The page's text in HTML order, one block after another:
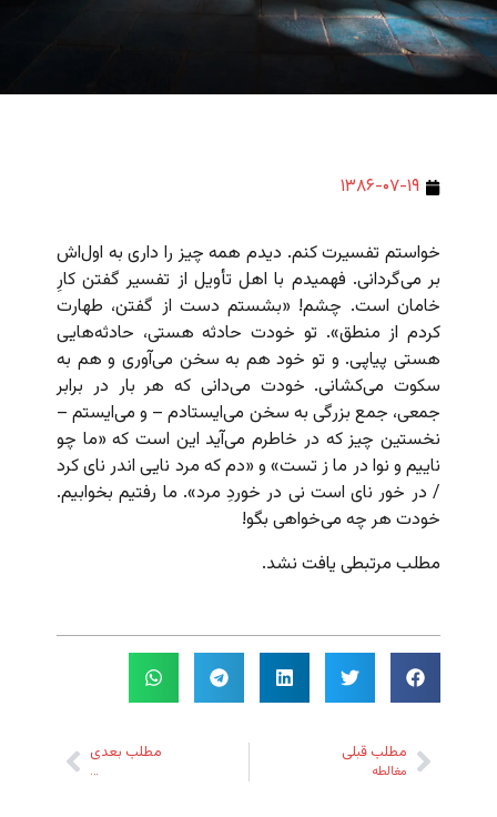
۱۳۸۶-۰۷-۱۹
خواستم تفسیرت کنم. دیدم همه چیز را داری به اول‌اش
بر می‌گردانی. فهمیدم با اهل تأویل از تفسیر گفتن کارِ
خامان است. چشم! «بشستم دست از گفتن، طهارت
کردم از منطق». تو خودت حادثه‌‌ هستی، حادثه‌هایی
هستی پیاپی. و تو خود هم به سخن می‌آوری و هم به
سکوت می‌کشانی. خودت می‌دانی که هر بار در برابر
جمعی، جمع بزرگی به سخن می‌ایستادم – و می‌ایستم –
نخستین چیز که در خاطرم می‌آید این است که «ما چو
ناییم و نوا در ما ز تست» و «دم که مرد نایی اندر نای کرد
/ در خور نای است نی در خوردِ مرد». ما رفتیم بخوابیم.
خودت هر چه می‌خواهی بگو!
مطلب مرتبطی یافت نشد.
مطلب قبلی
مغالطه
مطلب بعدی
…